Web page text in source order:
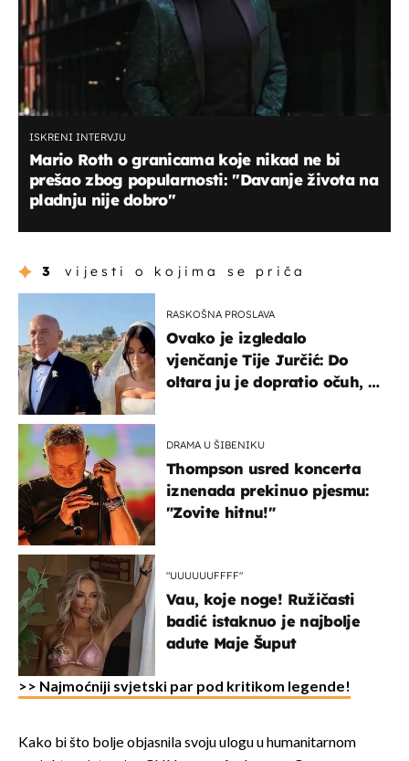
ISKRENI INTERVJU
Mario Roth o granicama koje nikad ne bi
prešao zbog popularnosti: "Davanje života na
pladnju nije dobro"
3 vijesti o kojima se priča
RASKOŠNA PROSLAVA
Ovako je izgledalo
vjenčanje Tije Jurčić: Do
oltara ju je dopratio očuh, a
DRAMA U ŠIBENIKU
Thompson usred koncerta
iznenada prekinuo pjesmu:
"Zovite hitnu!"
"UUUUUUFFFF"
Vau, koje noge! Ružičasti
badić istaknuo je najbolje
adute Maje Šuput
>> Najmoćniji svjetski par pod kritikom legende!
Kako bi što bolje objasnila svoju ulogu u humanitarnom